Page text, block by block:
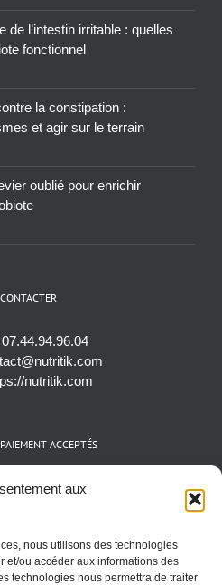
aux
nous utilisons des technologies
et/ou accéder aux informations des
technologies nous permettra de traiter
de l’intestin irritable : quelles
fonctionnel
la constipation :
et agir sur le terrain
oublié pour enrichir
07.44.94.96.04
nutritik.com
ACCEPTÉS
(EUR)
Mastercard et AMEX)
(BTC)